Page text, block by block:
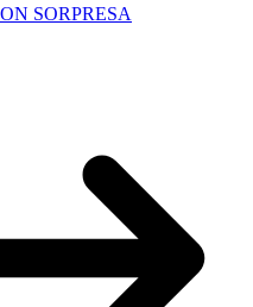
SORPRESA